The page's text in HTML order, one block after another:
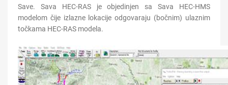
Save. Sava HEC-RAS je objedinjen sa Sava HEC-HMS
modelom čije izlazne lokacije odgovaraju (bočnim) ulaznim
točkama HEC-RAS modela.